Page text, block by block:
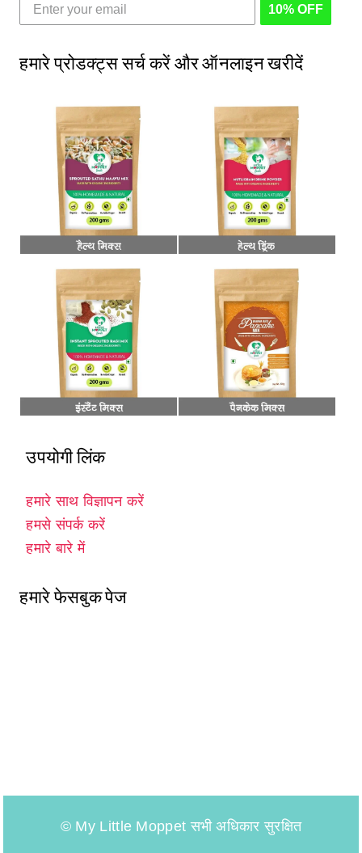
10% OFF
हमारे प्रोडक्ट्स सर्च करें और ऑनलाइन खरीदें
उपयोगी लिंक
हमारे साथ विज्ञापन करें
हमसे संपर्क करें
हमारे बारे में
हमारे फेसबुक पेज
© My Little Moppet सभी अधिकार सुरक्षित